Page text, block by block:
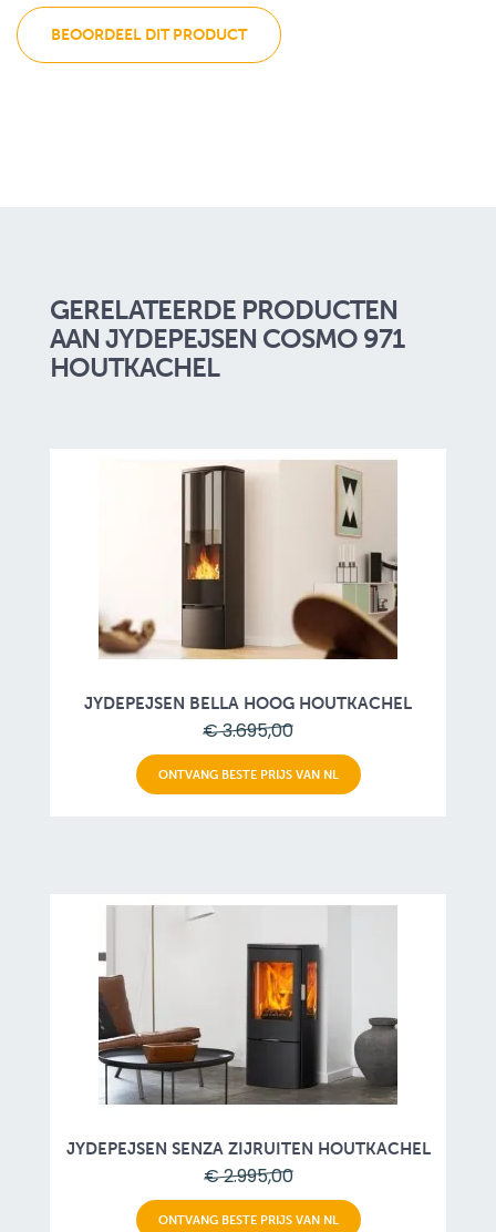
BEOORDEEL DIT PRODUCT
GERELATEERDE PRODUCTEN
AAN JYDEPEJSEN COSMO 971
HOUTKACHEL
JYDEPEJSEN BELLA HOOG HOUTKACHEL
€ 3.695,00
ONTVANG BESTE PRIJS VAN NL
JYDEPEJSEN SENZA ZIJRUITEN HOUTKACHEL
€ 2.995,00
ONTVANG BESTE PRIJS VAN NL